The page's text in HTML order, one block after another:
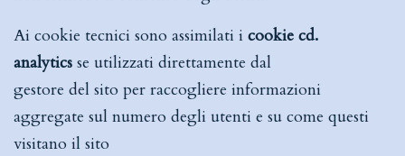
Ai cookie tecnici sono assimilati i cookie cd.
analytics se utilizzati direttamente dal
gestore del sito per raccogliere informazioni
aggregate sul numero degli utenti e su come questi
visitano il sito